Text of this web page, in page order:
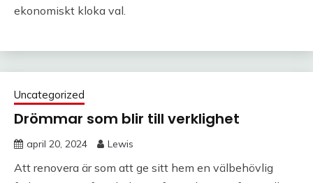
ekonomiskt kloka val.
Uncategorized
Drömmar som blir till verklighet
april 20, 2024 Lewis
Att renovera är som att ge sitt hem en välbehövlig